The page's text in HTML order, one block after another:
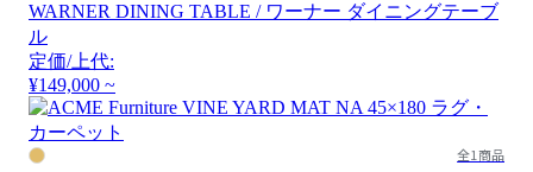
WARNER DINING TABLE / ワーナー ダイニングテーブ
ル
定価/上代:
¥149,000 ~
全1商品